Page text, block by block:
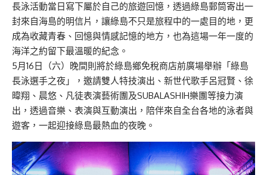
長泳活動當日寫下屬於自己的旅遊回憶，透過綠島郵筒寄出一
封來自海島的明信片，讓綠島不只是旅程中的一處目的地，更
成為收藏青春、回憶與情感記憶的地方，也為這場一年一度的
海洋之約留下最溫暖的紀念 。
5月16日（六）晚間則將於綠島鄉免稅商店前廣場舉辦「綠島
長泳選手之夜」，邀請雙人特技演出、新世代歌手呂冠賢、徐
暐翔、晨悠、凡徒表演藝術團及SUBALASHIH樂團等接力演
出，透過音樂、表演與互動演出 ，陪伴來自全台各地的泳者與
遊客，一起迎接綠島最熱血的夜晚。